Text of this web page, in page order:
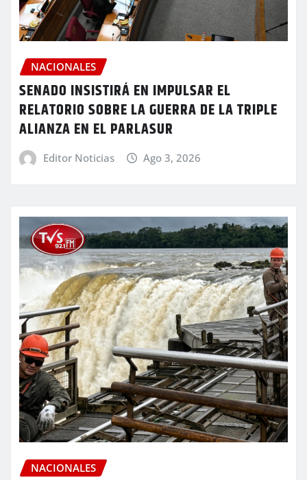
NACIONALES
SENADO INSISTIRÁ EN IMPULSAR EL
RELATORIO SOBRE LA GUERRA DE LA TRIPLE
ALIANZA EN EL PARLASUR
Editor Noticias Ago 3, 2026
NACIONALES